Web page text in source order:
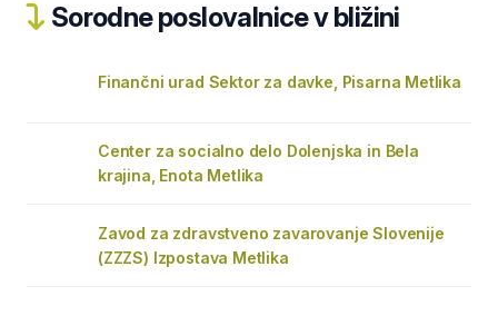
Sorodne poslovalnice v bližini
Finančni urad Sektor za davke, Pisarna Metlika
Center za socialno delo Dolenjska in Bela
krajina, Enota Metlika
Zavod za zdravstveno zavarovanje Slovenije
(ZZZS) Izpostava Metlika